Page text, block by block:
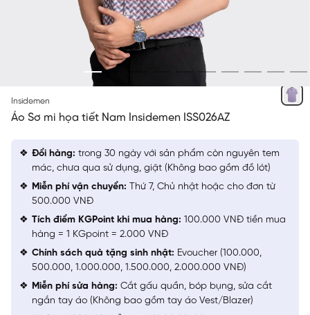
Insidemen
Áo Sơ mi họa tiết Nam Insidemen ISS026AZ
Đổi hàng: trong 30 ngày với sản phẩm còn nguyên tem
mác, chưa qua sử dụng, giặt (Không bao gồm đồ lót)
Miễn phí vận chuyển: Thứ 7, Chủ nhật hoặc cho đơn từ
500.000 VNĐ
Tích điểm KGPoint khi mua hàng: 100.000 VNĐ tiền mua
hàng = 1 KGpoint = 2.000 VNĐ
Chính sách quà tặng sinh nhật: Evoucher (100.000,
500.000, 1.000.000, 1.500.000, 2.000.000 VNĐ)
Miễn phí sửa hàng: Cắt gấu quần, bóp bụng, sửa cắt
ngắn tay áo (Không bao gồm tay áo Vest/Blazer)